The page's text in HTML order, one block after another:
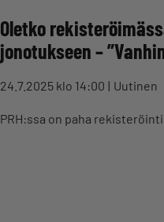
Oletko
jonotukseen –
24.7.2025 klo 14:00 Uutinen
PRH:ssa on paha